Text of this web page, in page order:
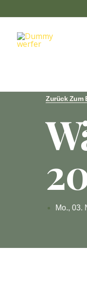
Inhalt
springen
Zurück Zum
Mo., 03.